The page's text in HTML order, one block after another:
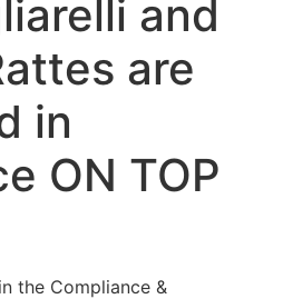
and
are
in
ON TOP
the Compliance &